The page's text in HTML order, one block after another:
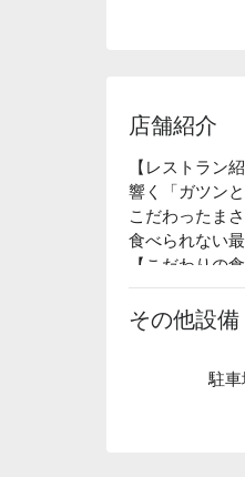
店舗紹介
【レストラン
響く「ガツン
こだわったま
食べられない
【こだわりの
けでうっとり
【店内雰囲気
室も完備して
その他設備
駐